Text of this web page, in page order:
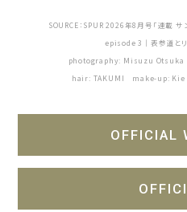
SOURCE：SPUR 2026年8月号「連載
episode 3｜表参道とリ
photography: Misuzu
hair: TAKUMI make-up:
OFFICIAL